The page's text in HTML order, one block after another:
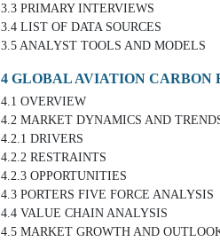
3.3 PRIMARY INTERVIEWS
3.4 LIST OF DATA SOURCES
3.5 ANALYST TOOLS AND MODELS
4 GLOBAL AVIATION
4.1 OVERVIEW
4.2 MARKET DYNAMICS AND
4.2.1 DRIVERS
4.2.2 RESTRAINTS
4.2.3 OPPORTUNITIES
4.3 PORTERS FIVE FORCE ANALYSIS
4.4 VALUE CHAIN ANALYSIS
4.5 MARKET GROWTH AND